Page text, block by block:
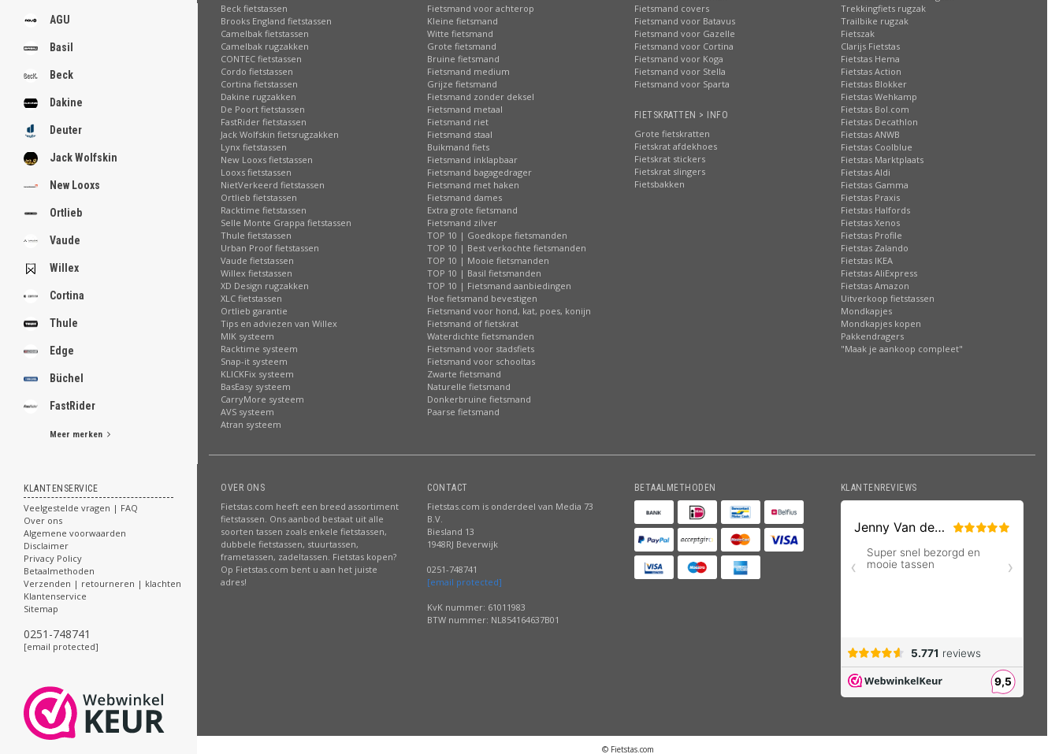
AGU
Basil
Beck
Dakine
Deuter
Jack Wolfskin
New Looxs
Ortlieb
Vaude
Willex
Cortina
Thule
Edge
Büchel
FastRider
Meer merken
KLANTENSERVICE
Veelgestelde vragen | FAQ
Over ons
Algemene voorwaarden
Disclaimer
Privacy Policy
Betaalmethoden
Verzenden | retourneren | klachten
Klantenservice
Sitemap
0251-748741
[email protected]
Beck fietstassen
Brooks England fietstassen
Camelbak fietstassen
Camelbak rugzakken
CONTEC fietstassen
Cordo fietstassen
Cortina fietstassen
Dakine rugzakken
De Poort fietstassen
FastRider fietstassen
Jack Wolfskin fietsrugzakken
Lynx fietstassen
New Looxs fietstassen
Looxs fietstassen
NietVerkeerd fietstassen
Ortlieb fietstassen
Racktime fietstassen
Selle Monte Grappa fietstassen
Thule fietstassen
Urban Proof fietstassen
Vaude fietstassen
Willex fietstassen
XD Design rugzakken
XLC fietstassen
Ortlieb garantie
Tips en adviezen van Willex
MIK systeem
Racktime systeem
Snap-it systeem
KLICKFix systeem
BasEasy systeem
CarryMore systeem
AVS systeem
Atran systeem
Fietsmand voor achterop
Kleine fietsmand
Witte fietsmand
Grote fietsmand
Bruine fietsmand
Fietsmand medium
Grijze fietsmand
Fietsmand zonder deksel
Fietsmand metaal
Fietsmand riet
Fietsmand staal
Buikmand fiets
Fietsmand inklapbaar
Fietsmand bagagedrager
Fietsmand met haken
Fietsmand dames
Extra grote fietsmand
Fietsmand zilver
TOP 10 | Goedkope fietsmanden
TOP 10 | Best verkochte fietsmanden
TOP 10 | Mooie fietsmanden
TOP 10 | Basil fietsmanden
TOP 10 | Fietsmand aanbiedingen
Hoe fietsmand bevestigen
Fietsmand voor hond, kat, poes, konijn
Fietsmand of fietskrat
Waterdichte fietsmanden
Fietsmand voor stadsfiets
Fietsmand voor schooltas
Zwarte fietsmand
Naturelle fietsmand
Donkerbruine fietsmand
Paarse fietsmand
Fietsmand covers
Fietsmand voor Batavus
Fietsmand voor Gazelle
Fietsmand voor Cortina
Fietsmand voor Koga
Fietsmand voor Stella
Fietsmand voor Sparta
FIETSKRATTEN > INFO
Grote fietskratten
Fietskrat afdekhoes
Fietskrat stickers
Fietskrat slingers
Fietsbakken
Trekkingfiets rugzak
Trailbike rugzak
Fietszak
Clarijs Fietstas
Fietstas Hema
Fietstas Action
Fietstas Blokker
Fietstas Wehkamp
Fietstas Bol.com
Fietstas Decathlon
Fietstas ANWB
Fietstas Coolblue
Fietstas Marktplaats
Fietstas Aldi
Fietstas Gamma
Fietstas Praxis
Fietstas Halfords
Fietstas Xenos
Fietstas Profile
Fietstas Zalando
Fietstas IKEA
Fietstas AliExpress
Fietstas Amazon
Uitverkoop fietstassen
Mondkapjes
Mondkapjes kopen
Pakkendragers
"Maak je aankoop compleet"
OVER ONS
Fietstas.com heeft een breed assortiment
fietstassen. Ons aanbod bestaat uit alle
soorten tassen zoals enkele fietstassen,
dubbele fietstassen, stuurtassen,
frametassen, zadeltassen. Fietstas kopen?
Op Fietstas.com bent u aan het juiste
adres!
CONTACT
Fietstas.com is onderdeel van Media 73
B.V.
Biesland 13
1948RJ Beverwijk
0251-748741
[email protected]
KvK nummer: 61011983
BTW nummer: NL854164637B01
BETAALMETHODEN KLANTENREVIEWS
© Fietstas.com